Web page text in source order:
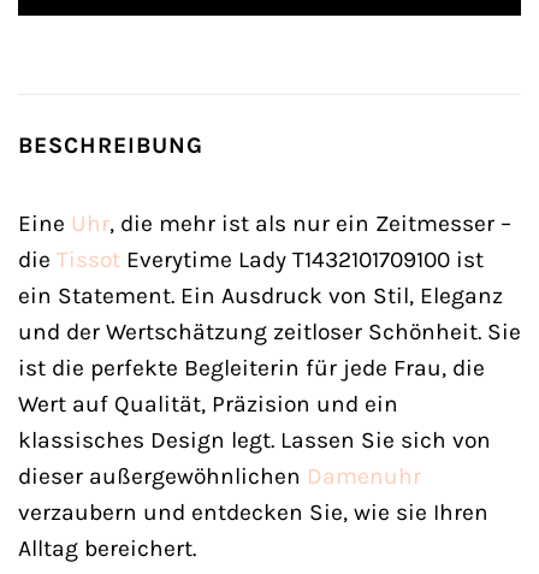
BESCHREIBUNG
Eine Uhr, die mehr ist als nur ein Zeitmesser –
die Tissot Everytime Lady T1432101709100 ist
ein Statement. Ein Ausdruck von Stil, Eleganz
und der Wertschätzung zeitloser Schönheit. Sie
ist die perfekte Begleiterin für jede Frau, die
Wert auf Qualität, Präzision und ein
klassisches Design legt. Lassen Sie sich von
dieser außergewöhnlichen Damenuhr
verzaubern und entdecken Sie, wie sie Ihren
Alltag bereichert.